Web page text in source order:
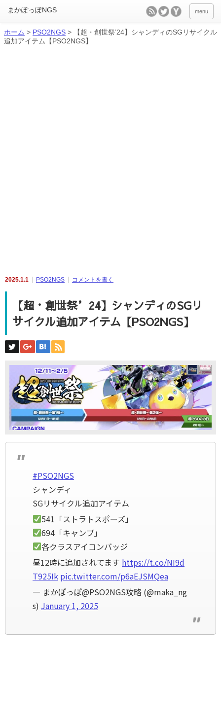
menu
ホーム > PSO2NGS >
【超・創世祭’24】シャンディのSGリサイクル
追加アイテム【PSO2NGS】
2025.1.1 PSO2NGS コメントを書く
【超・創世祭’24】シャンディのSGリ
サイクル追加アイテム【PSO2NGS】
#PSO2NGS
シャンディ
SGリサイクル追加アイテム
541「ストラトスポーズ」
694「キャンプ」
各クラスアイコンバッジ
昼12時に追加されてます https://t.co/NI9d
T925Ik pic.twitter.com/p6aEJSMQea
— まかぽっぽ@PSO2NGS攻略 (@maka_ng
s) January 1, 2025